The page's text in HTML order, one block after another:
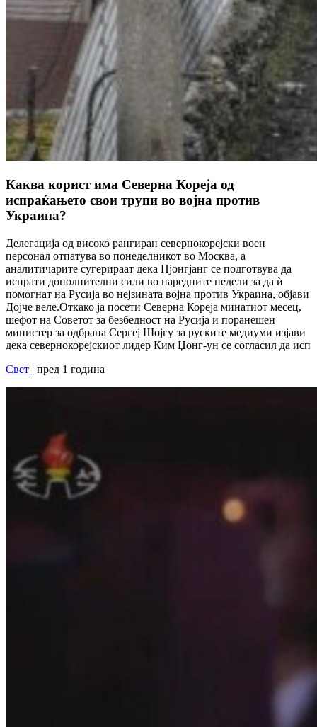
Каква корист има Северна Кореја од
испраќањето свои трупи во војна против
Украина?
Делегација од високо рангиран севернокорејски воен
персонал отпатува во понеделникот во Москва, а
аналитичарите сугерираат дека Пјонгјанг се подготвува да
испрати дополнителни сили во наредните недели за да ѝ
помогнат на Русија во нејзината војна против Украина, објави
Дојче веле.Откако ја посети Северна Кореја минатиот месец,
шефот на Советот за безбедност на Русија и поранешен
министер за одбрана Сергеј Шојгу за руските медиуми изјави
дека севернокорејскиот лидер Ким Џонг-ун се согласил да исп
Свет | пред 1 година